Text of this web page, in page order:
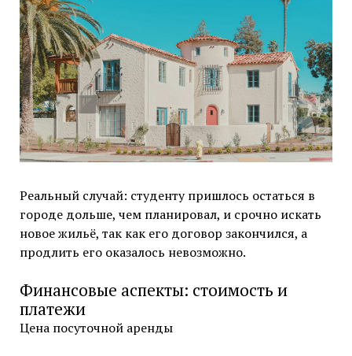
Реальный случай: студенту пришлось остаться в
городе дольше, чем планировал, и срочно искать
новое жильё, так как его договор закончился, а
продлить его оказалось невозможно.
Финансовые аспекты: стоимость и
платежи
Цена посуточной аренды